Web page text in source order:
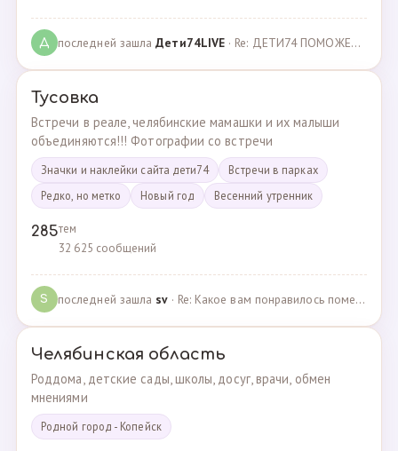
Д последней зашлаДeти74LIVE · Re: ДЕТИ74 ПОМОЖЕМ ВМЕСТЕ · 27.12.2021
Тусовка
Встречи в реале, челябинские мамашки и их малыши
объединяются!!! Фотографии со встречи
Значки и наклейки сайта дети74
Встречи в парках
Редко, но метко
Новый год Весенний утренник
285тем
32 625 сообщений
S последней зашла sv· Re: Какое вам понравилось помещения для проведения … · 07.05.2025
Челябинская область
Роддома, детские сады, школы, досуг, врачи, обмен
мнениями
Родной город - Копейск